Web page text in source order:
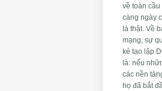
về toàn
càng ngày
là thật. Về
mạng, sự
kẻ tạo lập
là: nếu
các nền
họ đã bắt